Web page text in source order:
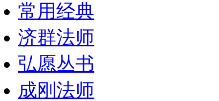
常用经典
济群法师
弘愿丛书
成刚法师